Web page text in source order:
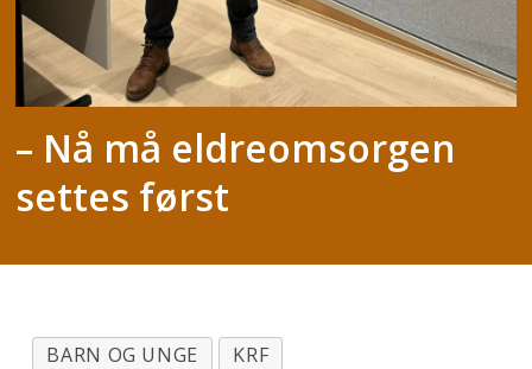
– Nå må eldreomsorgen
settes først
BARN OG UNGE
KRF